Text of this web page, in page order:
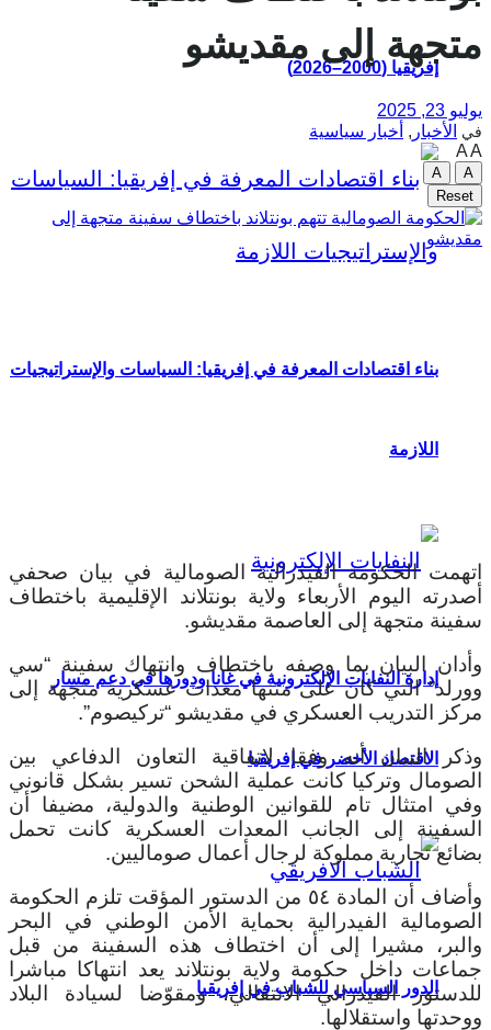
إفريقيا (2000–2026)
بناء اقتصادات المعرفة في إفريقيا: السياسات والإستراتيجيات
اللازمة
إدارة النفايات الإلكترونية في غانا ودورها في دعم مسار
الاقتصاد الأخضر في إفريقيا
الدور السياسي للشباب في إفريقيا
متجهة إلى مقديشو
يوليو 23, 2025
في الأخبار , أخبار سياسية
AA
A
A
Reset
اتهمت الحكومة الفيدرالية الصومالية في بيان صحفي
أصدرته اليوم الأربعاء ولاية بونتلاند الإقليمية باختطاف
سفينة متجهة إلى العاصمة مقديشو.
وأدان البيان بما وصفه باختطاف وانتهاك سفينة “سي
وورلد” التي كان على متنها معدات عسكرية متجهة إلى
مركز التدريب العسكري في مقديشو “تركيصوم”.
وذكر البيان أنه وفقا لاتفاقية التعاون الدفاعي بين
الصومال وتركيا كانت عملية الشحن تسير بشكل قانوني
وفي امتثال تام للقوانين الوطنية والدولية، مضيفا أن
السفينة إلى الجانب المعدات العسكرية كانت تحمل
بضائع تجارية مملوكة لرجال أعمال صوماليين.
وأضاف أن المادة ٥٤ من الدستور المؤقت تلزم الحكومة
الصومالية الفيدرالية بحماية الأمن الوطني في البحر
والبر، مشيرا إلى أن اختطاف هذه السفينة من قبل
جماعات داخل حكومة ولاية بونتلاند يعد انتهاكا مباشرا
للدستور الفيدرالي الانتقالي، ومقوّضا لسيادة البلاد
ووحدتها واستقلالها.